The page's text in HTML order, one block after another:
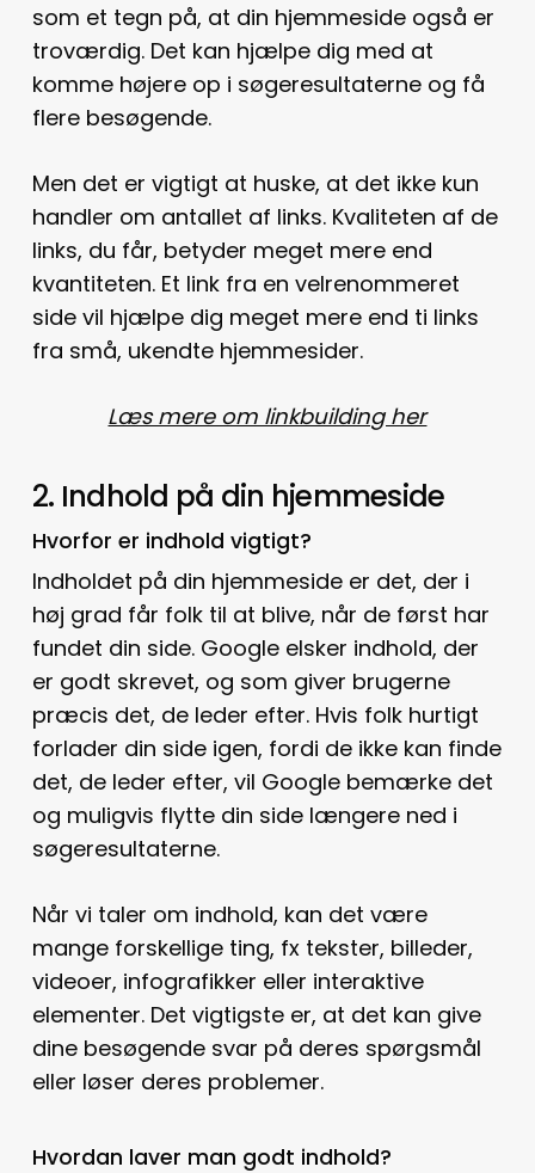
som et tegn på, at din hjemmeside også er
troværdig. Det kan hjælpe dig med at
komme højere op i søgeresultaterne og få
flere besøgende.
Men det er vigtigt at huske, at det ikke kun
handler om antallet af links. Kvaliteten af de
links, du får, betyder meget mere end
kvantiteten. Et link fra en velrenommeret
side vil hjælpe dig meget mere end ti links
fra små, ukendte hjemmesider.
Læs mere om linkbuilding her
2. Indhold på din hjemmeside
Hvorfor er indhold vigtigt?
Indholdet på din hjemmeside er det, der i
høj grad får folk til at blive, når de først har
fundet din side. Google elsker indhold, der
er godt skrevet, og som giver brugerne
præcis det, de leder efter. Hvis folk hurtigt
forlader din side igen, fordi de ikke kan finde
det, de leder efter, vil Google bemærke det
og muligvis flytte din side længere ned i
søgeresultaterne.
Når vi taler om indhold, kan det være
mange forskellige ting, fx tekster, billeder,
videoer, infografikker eller interaktive
elementer. Det vigtigste er, at det kan give
dine besøgende svar på deres spørgsmål
eller løser deres problemer.
Hvordan laver man godt indhold?